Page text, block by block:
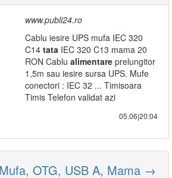
www.publi24.ro
Cablu iesire UPS mufa IEC 320
C14 tata IEC 320 C13 mama 20
RON Cablu alimentare prelungitor
1,5m sau iesire sursa UPS. Mufe
conectori : IEC 32 ... Timisoara
Timis Telefon validat azi
05.06|20:04
OTG, USB A, Mama →